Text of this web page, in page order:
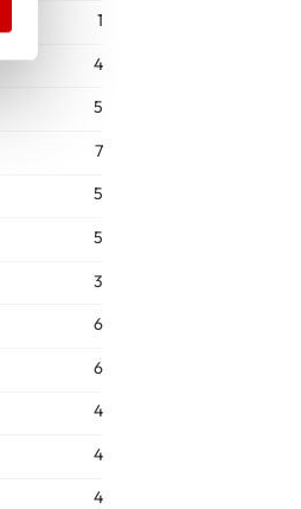
1
4
5
7
5
5
3
6
6
4
4
4